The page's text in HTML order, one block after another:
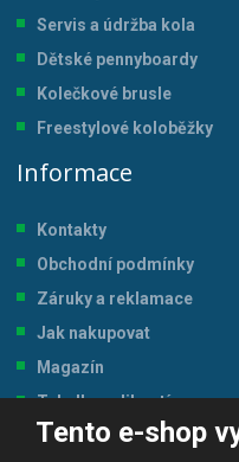
Tento e-shop
Servis a údržba kola
Dětské pennyboardy
Kolečkové brusle
Freestylové koloběžky
Informace
Kontakty
Obchodní podmínky
Záruky a reklamace
Jak nakupovat
Magazín
Tabulka velikostí